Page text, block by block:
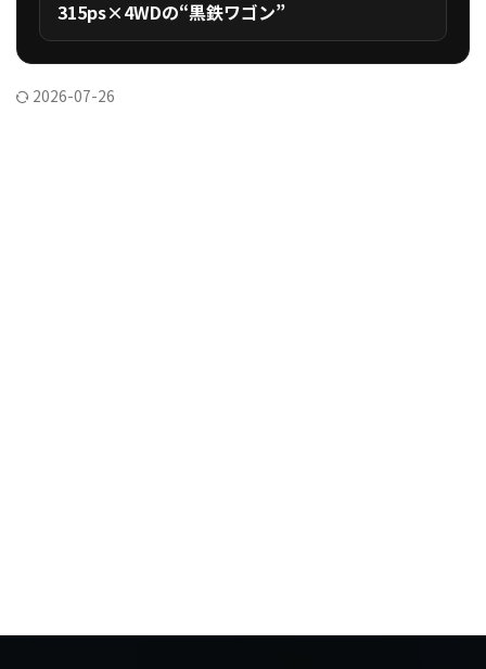
315ps×4WDの“黒鉄ワゴン”
2026-07-26